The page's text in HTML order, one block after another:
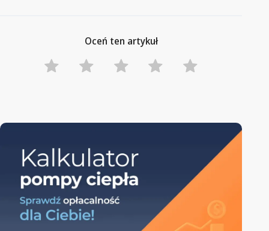
Oceń ten artykuł